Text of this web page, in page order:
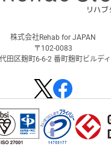
株式会社Rehab for JAPAN
〒102-0083
田区麹町6-6-2 番町麹町ビルデ